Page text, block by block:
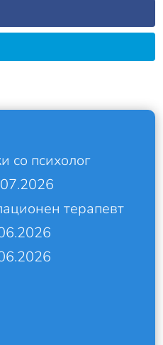
со психолог
терапевт